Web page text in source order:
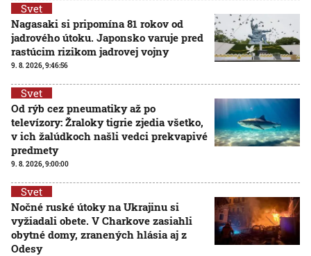
Svet
Nagasaki si pripomína 81 rokov od
jadrového útoku. Japonsko varuje pred
rastúcim rizikom jadrovej vojny
9. 8. 2026, 9:46:56
Svet
Od rýb cez pneumatiky až po
televízory: Žraloky tigrie zjedia všetko,
v ich žalúdkoch našli vedci prekvapivé
predmety
9. 8. 2026, 9:00:00
Svet
Nočné ruské útoky na Ukrajinu si
vyžiadali obete. V Charkove zasiahli
obytné domy, zranených hlásia aj z
Odesy